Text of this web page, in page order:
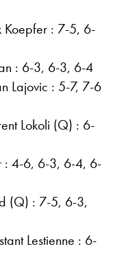
Koepfer : 7-5, 6-
: 6-3, 6-3, 6-4
Lajovic : 5-7, 7-6
Lokoli (Q) : 6-
: 4-6, 6-3, 6-4, 6-
(Q) : 7-5, 6-3,
Lestienne : 6-